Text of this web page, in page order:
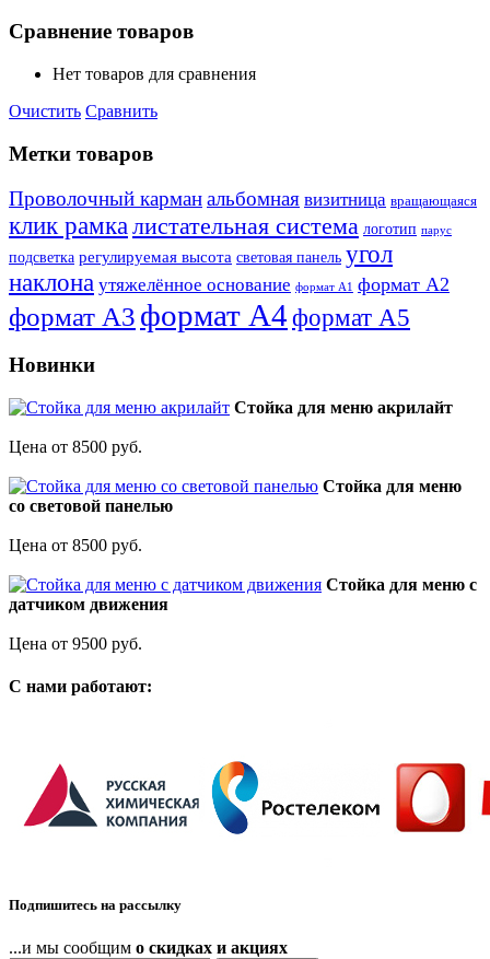
Сравнение товаров
Нет товаров для сравнения
Очистить Сравнить
Метки товаров
Проволочный карманальбомная визитница вращающаяся
клик рамка листательная система логотип парус
подсветка регулируемая высота световая панель угол
наклона утяжелённое основание формат А1 формат А2
формат А3 формат А4формат А5
Новинки
Стойка для меню акрилайт
Цена от 8500 руб.
Стойка для меню
со световой панелью
Цена от 8500 руб.
Стойка для меню с
датчиком движения
Цена от 9500 руб.
C нами работают:
Подпишитесь на рассылку
...и мы сообщим о скидках и акциях